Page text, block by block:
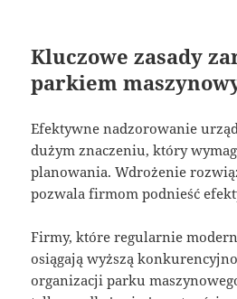
Kluczowe zasady
parkiem
Efektywne nadzorowanie
dużym znaczeniu, który
planowania. Wdrożenie
pozwala firmom podnieść
Firmy, które regularnie
osiągają wyższą
organizacji parku